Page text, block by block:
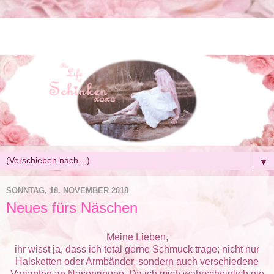
▼
SONNTAG, 18. NOVEMBER 2018
Neues fürs Näschen
Meine Lieben,
ihr wisst ja, dass ich total gerne Schmuck trage; nicht nur
Halsketten oder Armbänder, sondern auch verschiedene